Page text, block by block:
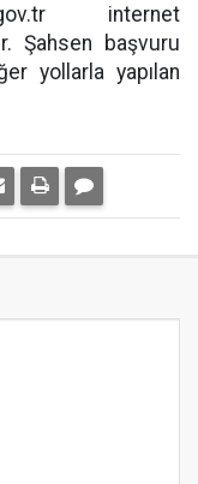
internet
Şahsen başvuru
yollarla yapılan